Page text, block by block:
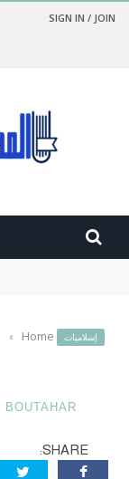
SIGN IN / JOIN
إسلاميات Home
›
BOUTAHAR
SHARE: